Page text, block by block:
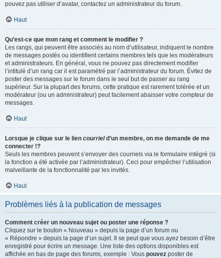
pouvez pas utiliser d’avatar, contactez un administrateur du forum.
Haut
Qu’est-ce que mon rang et comment le modifier ?
Les rangs, qui peuvent être associés au nom d’utilisateur, indiquent le nombre
de messages postés ou identifient certains membres tels que les modérateurs
et administrateurs. En général, vous ne pouvez pas directement modifier
l’intitulé d’un rang car il est paramétré par l’administrateur du forum. Évitez de
poster des messages sur le forum dans le seul but de passer au rang
supérieur. Sur la plupart des forums, cette pratique est rarement tolérée et un
modérateur (ou un administrateur) peut facilement abaisser votre compteur de
messages.
Haut
Lorsque je clique sur le lien courrield’un membre, on me demande de me
connecter !?
Seuls les membres peuvent s’envoyer des courriels via le formulaire intégré (si
la fonction a été activée par l’administrateur). Ceci pour empêcher l’utilisation
malveillante de la fonctionnalité par les invités.
Haut
Problèmes liés à la publication de messages
Comment créer un nouveau sujet ou poster une réponse ?
Cliquez sur le bouton « Nouveau » depuis la page d’un forum ou
« Répondre » depuis la page d’un sujet. Il se peut que vous ayez besoin d’être
enregistré pour écrire un message. Une liste des options disponibles est
affichée en bas de page des forums, exemple : Vous pouvez poster de